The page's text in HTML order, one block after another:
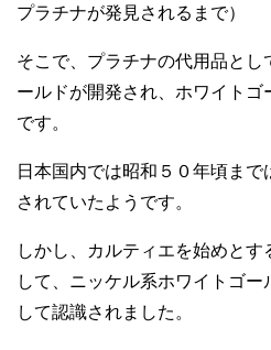
プラチナが発見されるまで）
そこで、プラチナの代用品と
ールドが開発され、ホワイトゴ
です。
日本国内では昭和５０年頃ま
されていたようです。
しかし、カルティエを始めと
して、ニッケル系ホワイトゴー
して認識されました。